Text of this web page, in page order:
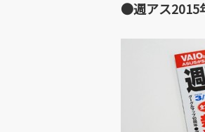
●週アス2015